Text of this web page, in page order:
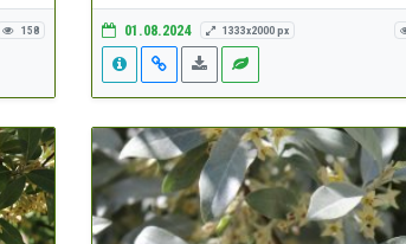
158 01.08.2024 1333x2000 px